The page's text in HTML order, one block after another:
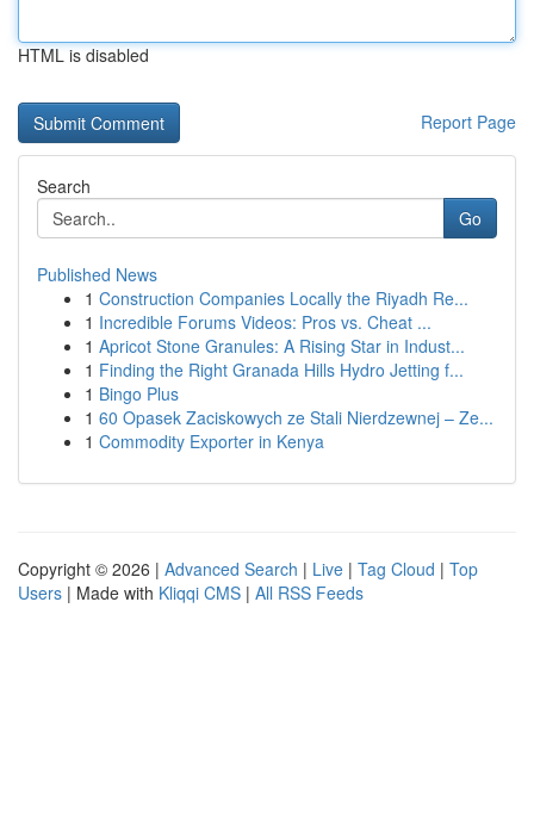
HTML is disabled
Report Page
Search
Go
Published News
1 Construction Companies Locally the Riyadh Re...
1 Incredible Forums Videos: Pros vs. Cheat ...
1 Apricot Stone Granules: A Rising Star in Indust...
1 Finding the Right Granada Hills Hydro Jetting f...
1 Bingo Plus
1 60 Opasek Zaciskowych ze Stali Nierdzewnej – Ze...
1 Commodity Exporter in Kenya
Copyright © 2026 | Advanced Search | Live | Tag Cloud | Top
Users | Made with Kliqqi CMS | All RSS Feeds